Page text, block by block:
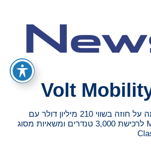
Volt
וולט מוביליטי חתמה על חוזה בשווי 210 מיליון דולר עם
Mullen Automotive לרכישת 3,000 טנדרים ומשאיות מסוג